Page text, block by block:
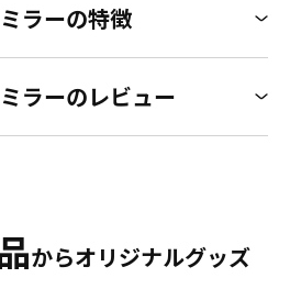
ラーの特徴
ラーのレビュー
からオリジナルグッズ